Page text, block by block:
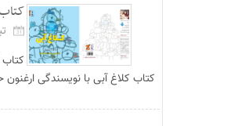
کتاب کلاغ آبی با نویسندگی ارغنون حسام مقدم در ۲۴